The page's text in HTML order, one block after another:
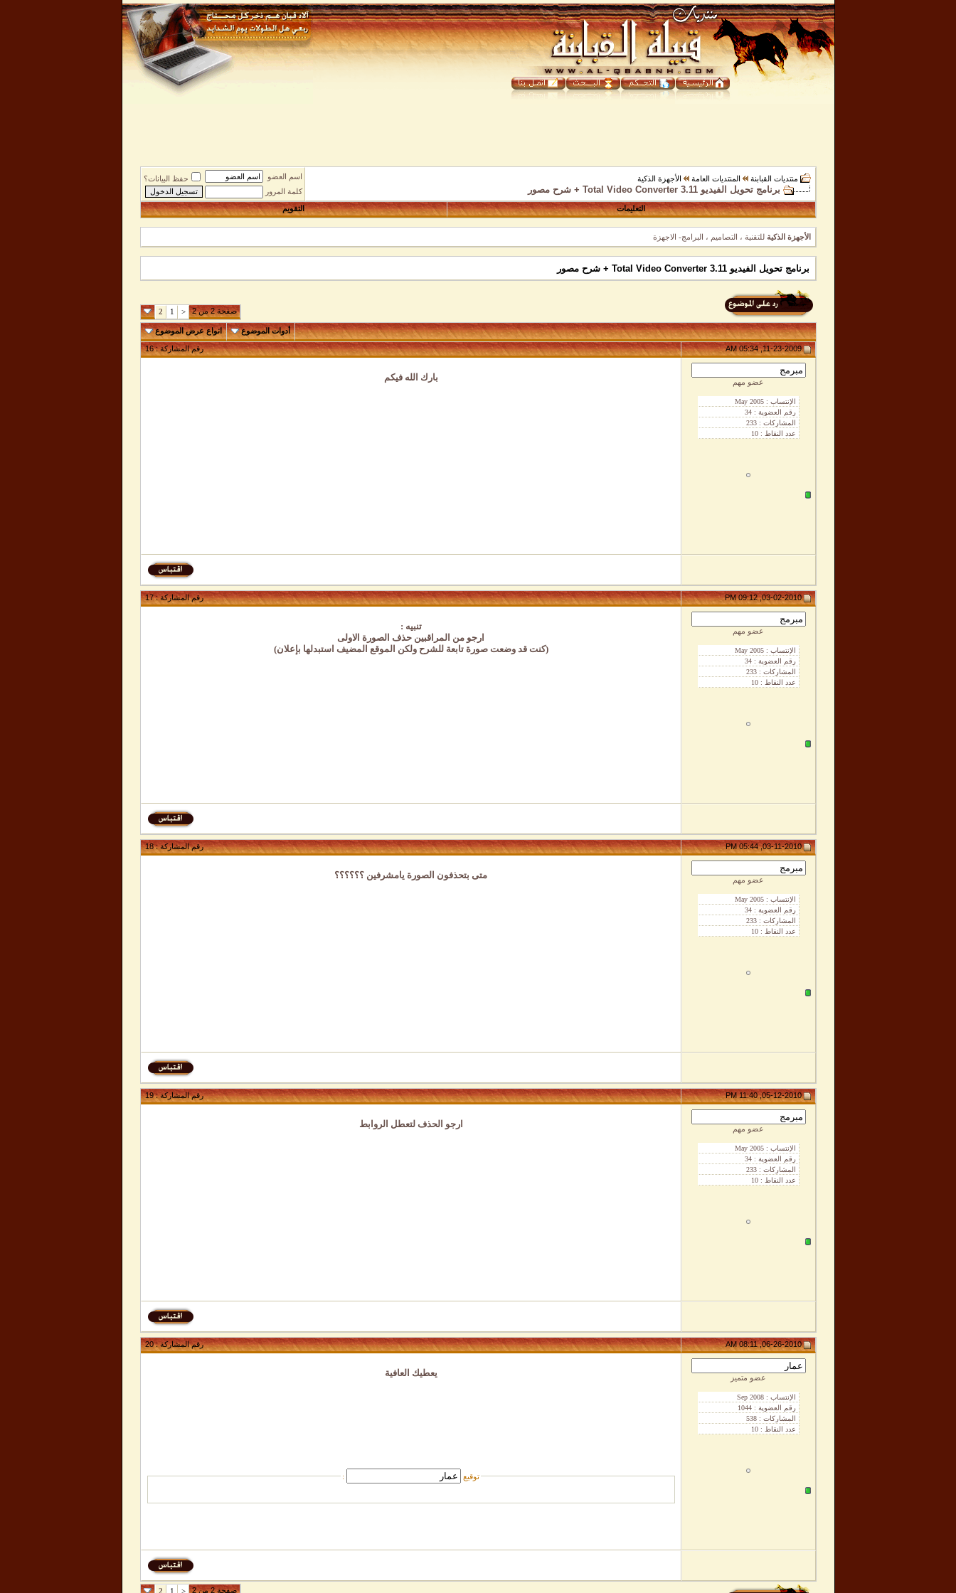
منتديات القبابنة المنتديات العامة الأجهزة الذكية
برنامج تحويل الفيديو Total Video Converter 3.11 + شرح مصور
اسم العضو
حفظ البيانات؟
كلمة المرور
التعليمات التقويم
الأجهزة الذكية للتقنية ، التصاميم ، البرامج- الاجهزة
برنامج تحويل الفيديو Total Video Converter 3.11 + شرح مصور
صفحة 2 من 2 <
1
2
أدوات الموضوع انواع عرض الموضوع
11-23-2009, 05:34 AM رقم المشاركة :16
عضو مهم بارك الله فيكم
03-02-2010, 09:12 PM رقم المشاركة :17
عضو مهم
تنبيه :
ارجو من المراقبين حذف الصورة الاولى
(كنت قد وضعت صورة تابعة للشرح ولكن الموقع المضيف استبدلها بإعلان)
03-11-2010, 05:44 PM رقم المشاركة :18
عضو مهم متى بتحذفون الصورة يامشرفين ؟؟؟؟؟؟
05-12-2010, 11:40 PM رقم المشاركة :19
عضو مهم ارجو الحذف لتعطل الروابط
06-26-2010, 08:11 AM رقم المشاركة :20
عضو متميز يعطيك العافية
توقيع
صفحة 2 من 2 <
1
2